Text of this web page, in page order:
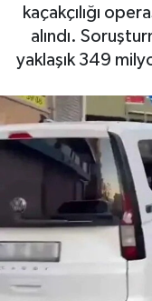
kaçakçılığı
alındı.
yaklaşık 349
Haberde
Magazin
Manşet Altı
Manşetler
Resmi İlan